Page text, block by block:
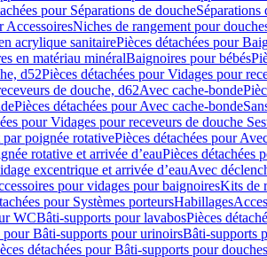
pour Séparations de doucheSéparations
AccessoiresNiches de rangement pour
acrylique sanitairePièces détachées pour
en matériau minéralBaignoires pour bébés
d52Pièces détachées pour Vidages pour
de douche, d62Avec cache-bonde
Pièces détachées pour Avec cache-bonde
pour Vidages pour receveurs de douche
poignée rotativePièces détachées pour
rotative et arrivée d’eauPièces détachées
excentrique et arrivée d’eauAvec
pour vidages pour baignoiresKits de
pour Systèmes porteursHabillages
WCBâti-supports pour lavabosPièces
pour Bâti-supports pour urinoirsBâti-supports
détachées pour Bâti-supports pour